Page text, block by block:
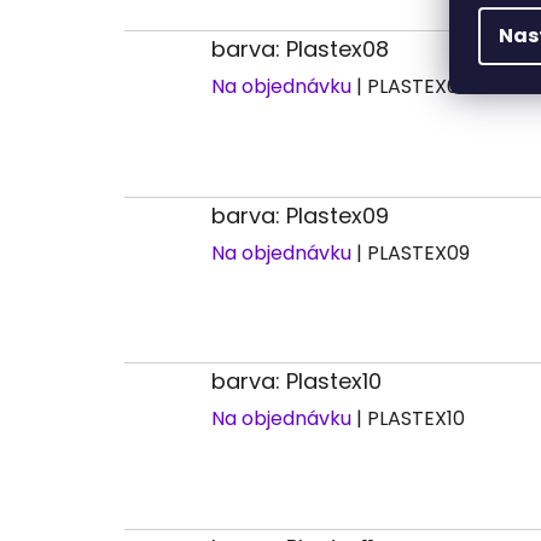
barva: Plastex08
Na objednávku | PLASTEX08
barva: Plastex09
Na objednávku | PLASTEX09
barva: Plastex10
Na objednávku | PLASTEX10